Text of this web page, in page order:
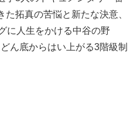
拓真の苦悩と新たな決意、
に人生をかける中谷の野
ん底からはい上がる3階級制